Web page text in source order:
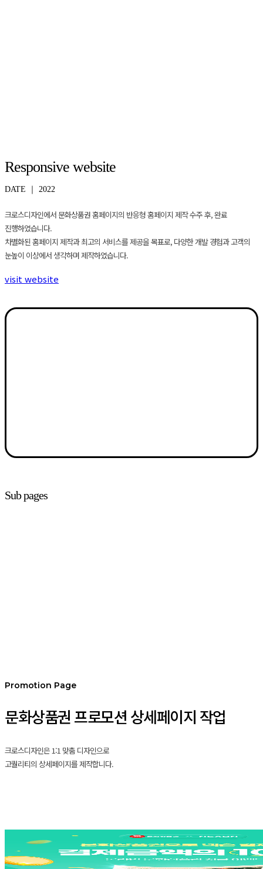
Responsive website
DATE ｜ 2022
크로스디자인에서 문화상품권 홈페이지의 반응형 홈페이지 제작 수주 후, 완료
진행하였습니다.
차별화된 홈페이지 제작과 최고의 서비스를 제공을 목표로, 다양한 개발 경험과 고객의
눈높이 이상에서 생각하며 제작하였습니다.
visit website
Sub pages
Promotion Page
문화상품권 프로모션 상세페이지 작업
크로스디자인은 1:1 맞춤 디자인으로
고퀄리티의 상세페이지를 제작합니다.